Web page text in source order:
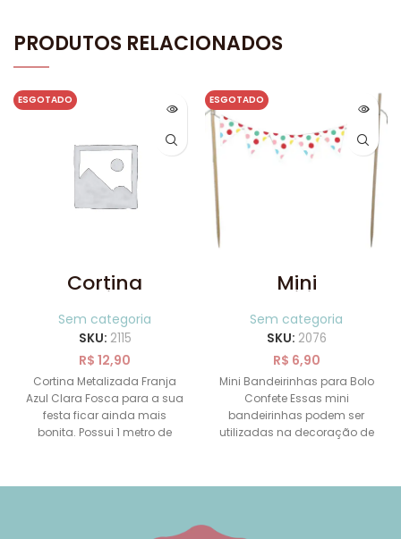
PRODUTOS RELACIONADOS
ESGOTADO
Cortina
Metalizada
Franja Azul
Clara Fosca
Sem categoria
SKU: 2115
R$ 12,90
Cortina Metalizada Franja
Azul Clara Fosca para a sua
festa ficar ainda mais
bonita. Possui 1 metro de
ESGOTADO
Mini
Bandeirinhas
para Bolo
Confete
Sem categoria
SKU: 2076
R$ 6,90
Mini Bandeirinhas para Bolo
Confete Essas mini
bandeirinhas podem ser
utilizadas na decoração de